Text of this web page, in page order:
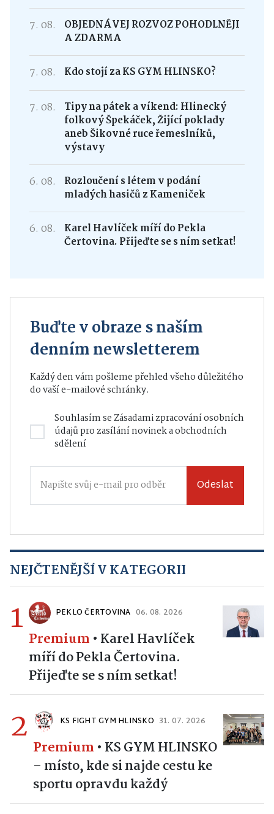
7. 08.
OBJEDNÁVEJ ROZVOZ POHODLNĚJI
A ZDARMA
7. 08. Kdo stojí za KS GYM HLINSKO?
7. 08.
Tipy na pátek a víkend: Hlinecký
folkový Špekáček, Žijící poklady
aneb Šikovné ruce řemeslníků,
výstavy
6. 08.
Rozloučení s létem v podání
mladých hasičů z Kameniček
6. 08.
Karel Havlíček míří do Pekla
Čertovina. Přijeďte se s ním setkat!
Buďte v obraze s naším
denním newsletterem
Každý den vám pošleme přehled všeho důležitého
do vaší e-mailové schránky.
Souhlasím seZásadami zpracování osobních
údajůpro zasílání novinek a obchodních
sdělení
Odeslat
NEJČTENĚJŠÍ V KATEGORII
1 PEKLO ČERTOVINA 06. 08. 2026
Premium • Karel Havlíček
míří do Pekla Čertovina.
Přijeďte se s ním setkat!
2 KS FIGHT GYM HLINSKO 31. 07. 2026
Premium • KS GYM HLINSKO
– místo, kde si najde cestu ke
sportu opravdu každý